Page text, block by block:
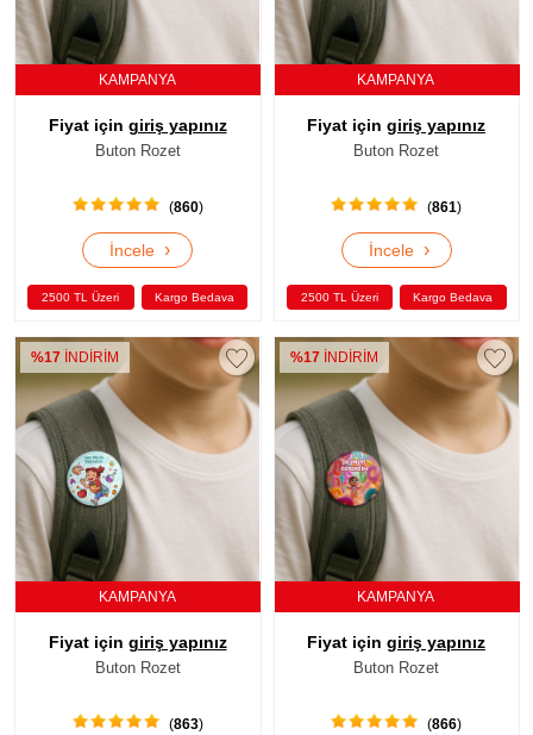
KAMPANYA
Fiyat için giriş yapınız
Buton Rozet
(860)
İncele ›
2500 TL Üzeri Kargo Bedava
KAMPANYA
Fiyat için giriş yapınız
Buton Rozet
(861)
İncele ›
2500 TL Üzeri Kargo Bedava
%17 İNDİRİM
KAMPANYA
Fiyat için giriş yapınız
Buton Rozet
(863)
%17İNDİRİM
KAMPANYA
Fiyat için giriş yapınız
Buton Rozet
(866)